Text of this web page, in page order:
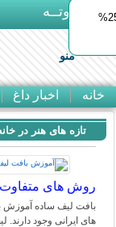
بـیتوتــه
منو
خانه اخبار داغ
ایمپلنت اقساطی با ضمانت مادام‌العمر+ 25%
تازه های هنر در
روش های
بافت لیف ساده آموزش
های ایرانی وجود دارند.